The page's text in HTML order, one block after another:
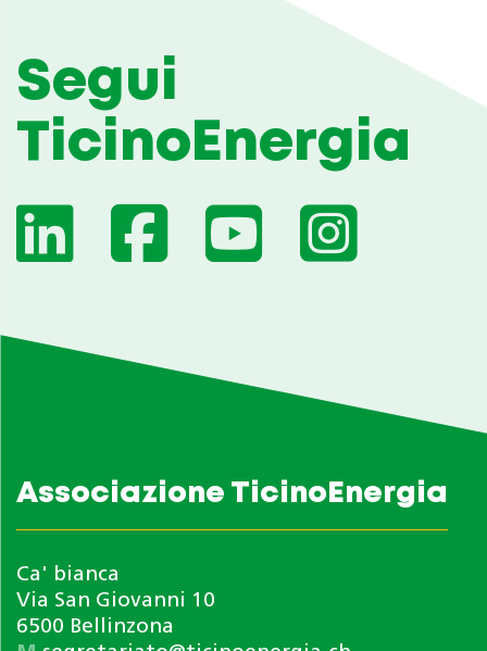
Segui
TicinoEnergia
Associazione TicinoEnergia
Ca' bianca
Via San Giovanni 10
6500 Bellinzona